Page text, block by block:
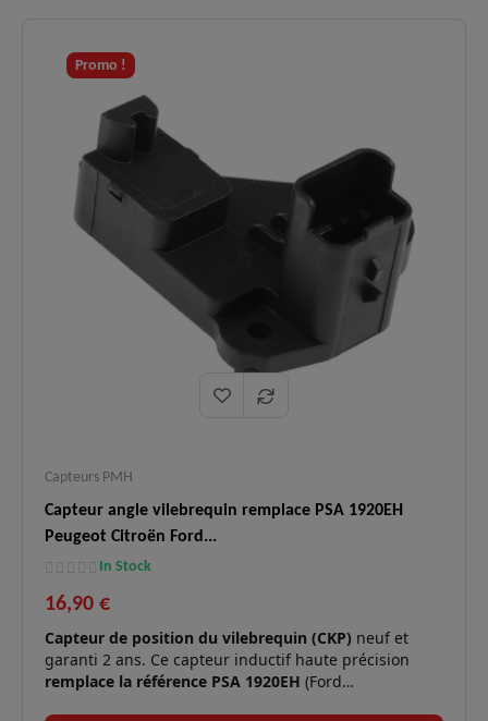
Promo !
Capteurs PMH
Capteur angle vilebrequin remplace PSA 1920EH
Peugeot Citroën Ford...
In Stock
16,90 €
Capteur de position du vilebrequin (CKP) neuf et
garanti 2 ans. Ce capteur inductif haute précision
remplace la référence PSA 1920EH (Ford